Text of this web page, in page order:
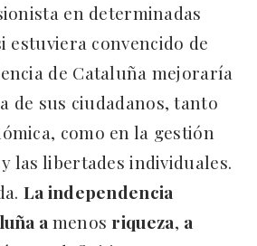
en determinadas
estuviera convencido de
de Cataluña mejoraría
de sus ciudadanos, tanto
como en la gestión
las libertades individuales.
La independencia
amenos riqueza, a